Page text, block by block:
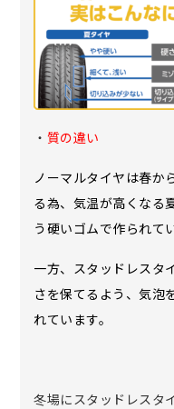
・ 質の違い
ノーマルタイヤは春か
る為、気温が高くなる
う硬いゴムで作られて
一方、スタッドレスタ
さを保てるよう、気泡
れています。
冬場にスタッドレスタ